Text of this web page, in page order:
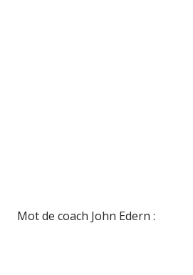
Mot de coach John Edern :